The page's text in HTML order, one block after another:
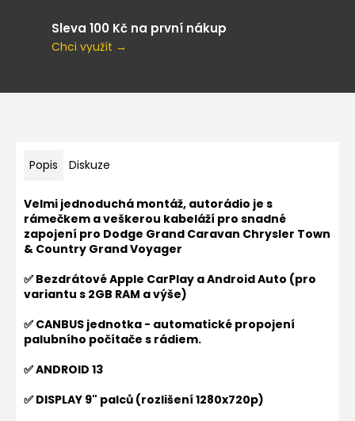
Sleva 100 Kč na první nákup
Chci využít →
Popis Diskuze
Velmi jednoduchá montáž, autorádio je s
rámečkem a veškerou kabeláží pro snadné
zapojení pro Dodge Grand Caravan Chrysler Town
& Country Grand Voyager
✅ Bezdrátové Apple CarPlay a Android Auto (pro
variantu s 2GB RAM a výše)
✅ CANBUS jednotka - automatické propojení
palubního počítače s rádiem.
✅ ANDROID 13
✅ DISPLAY 9" palců (rozlišení 1280x720p)